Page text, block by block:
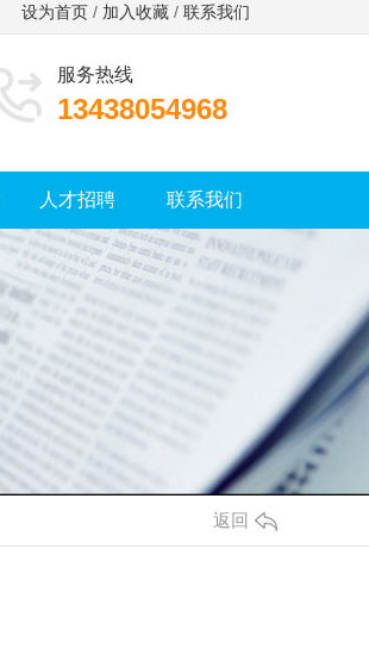
设为首页 / 加入收藏 / 联系我们
服务热线
13438054968
人才招聘 联系我们
返回